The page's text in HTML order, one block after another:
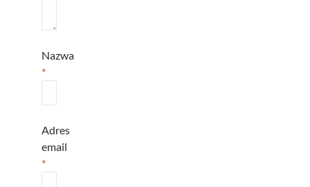
Nazwa
*
Adres
email
*